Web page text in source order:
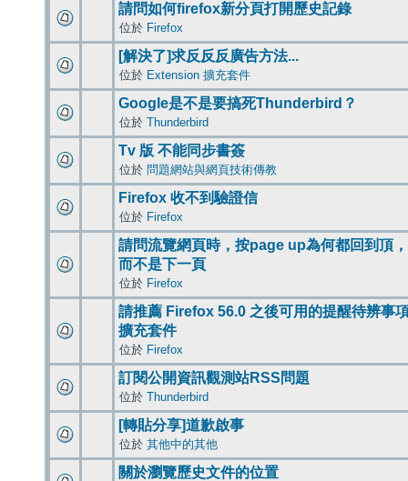
請問如何firefox新分頁打開歷史記錄
位於 Firefox
[解決了]求反反反廣告方法...
位於 Extension 擴充套件
Google是不是要搞死Thunderbird？
位於 Thunderbird
Tv 版 不能同步書簽
位於 問題網站與網頁技術傳教
Firefox 收不到驗證信
位於 Firefox
請問流覽網頁時，按page up為何都回到頂，
而不是下一頁
位於 Firefox
請推薦 Firefox 56.0 之後可用的提醒待辨事
擴充套件
位於 Firefox
訂閱公開資訊觀測站RSS問題
位於 Thunderbird
[轉貼分享]道歉啟事
位於 其他中的其他
關於瀏覽歷史文件的位置